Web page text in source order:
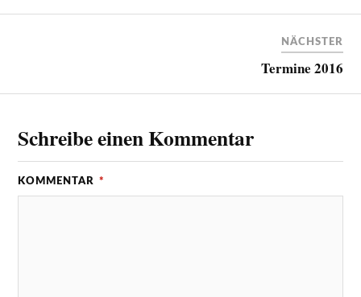
NÄCHSTER
Termine 2016
Schreibe einen Kommentar
KOMMENTAR *